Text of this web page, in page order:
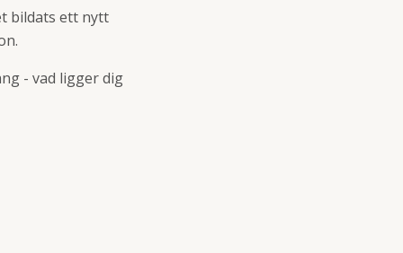
bildats ett nytt
- vad ligger dig